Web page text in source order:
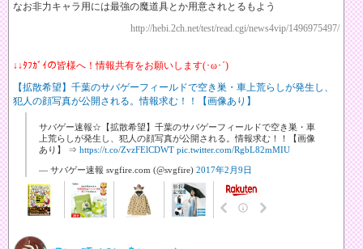
なお非力キャラ用には最強の魔道具とか用意されとるもよう
http://hebi.2ch.net/test/read.cgi/news4vip/1496975497/
↓↓ﾀﾌｶﾞｲの皆様へ！情報共有をお願いします(･ω･´)
【拡散希望】千葉のサバゲーフィールドで空き巣・車上荒らしが発生し、
犯人の顔写真が公開される。情報求む！！【画像あり】
サバゲー速報☆【拡散希望】千葉のサバゲーフィールドで空き巣・車
上荒らしが発生し、犯人の顔写真が公開される。情報求む！！【画像
あり】 ⇒ https://t.co/ZvzFElCDWT pic.twitter.com/RgbL82mMIU
— サバゲー速報 svgfire.com (@svgfire) 2017年2月9日